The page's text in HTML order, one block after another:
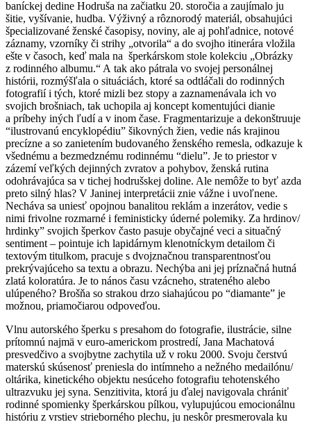
baníckej dedine Hodruša na začiatku 20. storočia a zaujímalo ju
šitie, vyšívanie, hudba. Výživný a rôznorodý materiál, obsahujúci
špecializované ženské časopisy, noviny, ale aj pohľadnice, notové
záznamy, vzorníky či strihy „otvorila“ a do svojho itinerára vložila
ešte v časoch, keď mala na šperkárskom stole kolekciu „Obrázky
z rodinného albumu.“ A tak ako pátrala vo svojej personálnej
histórii, rozmýšľala o situáciách, ktoré sa odtláčali do rodinných
fotografií i tých, ktoré mizli bez stopy a zaznamenávala ich vo
svojich brošniach, tak uchopila aj koncept komentujúci dianie
a príbehy iných ľudí a v inom čase. Fragmentarizuje a dekonštruuje
“ilustrovanú encyklopédiu” šikovných žien, vedie nás krajinou
precízne a so zanietením budovaného ženského remesla, odkazuje k
všednému a bezmedznému rodinnému “dielu”. Je to priestor v
zázemí veľkých dejinných zvratov a pohybov, ženská rutina
odohrávajúca sa v tichej hodrušskej doline. Ale nemôže to byť azda
preto silný hlas? V Janinej interpretácii znie vážne i uvoľnene.
Necháva sa uniesť opojnou banalitou reklám a inzerátov, vedie s
nimi frivolne rozmarné i feministicky úderné polemiky. Za hrdinov/
hrdinky” svojich šperkov často pasuje obyčajné veci a situačný
sentiment – pointuje ich lapidárnym klenotníckym detailom či
textovým titulkom, pracuje s dvojznačnou transparentnosťou
prekrývajúceho sa textu a obrazu. Nechýba ani jej príznačná hutná
zlatá koloratúra. Je to nános času vzácneho, strateného alebo
ulúpeného? Brošňa so strakou drzo siahajúcou po “diamante” je
možnou, priamočiarou odpoveďou.
Vlnu autorského šperku s presahom do fotografie, ilustrácie, silne
prítomnú najmä v euro-americkom prostredí, Jana Machatová
presvedčivo a svojbytne zachytila už v roku 2000. Svoju čerstvú
materskú skúsenosť preniesla do intímneho a nežného medailónu/
oltárika, kinetického objektu nesúceho fotografiu tehotenského
ultrazvuku jej syna. Senzitivita, ktorá ju ďalej navigovala chrániť
rodinné spomienky šperkárskou pílkou, vylupujúcou emocionálnu
históriu z vrstiev strieborného plechu, ju neskôr presmerovala ku